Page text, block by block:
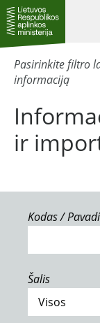
ir
Pasirinkite filtro
informaciją
Kodas /
Šalis